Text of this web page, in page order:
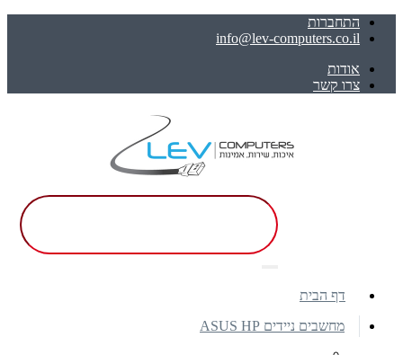
התחברות
info@lev-computers.co.il
אודות
צרו קשר
דף הבית
מחשבים ניידים ASUS HP